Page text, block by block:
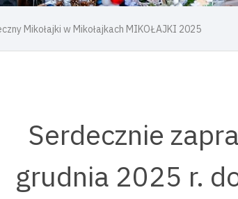
Mikołajki w Mikołajkach MIKOŁAJKI 2025
Serdecznie
grudnia 2025 r.